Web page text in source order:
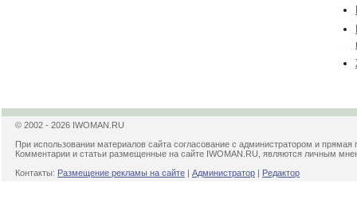
© 2002 - 2026 IWOMAN.RU
При использовании материалов сайта согласование с администратором и прямая
Комментарии и статьи размещенные на сайте IWOMAN.RU, являются личным
Контакты: Размещение рекламы на сайте | Администратор | Редактор